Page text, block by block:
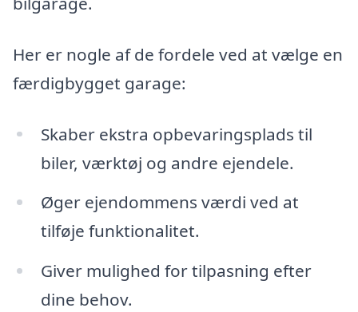
Her er nogle af de fordele ved at vælge en
færdigbygget garage:
Skaber ekstra opbevaringsplads til
biler, værktøj og andre ejendele.
Øger ejendommens værdi ved at
tilføje funktionalitet.
Giver mulighed for tilpasning efter
dine behov.